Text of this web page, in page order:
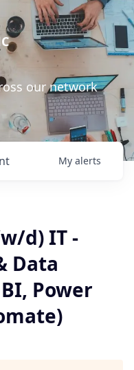
our network
My alerts
d) IT -
Data
Power